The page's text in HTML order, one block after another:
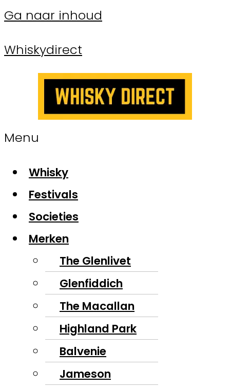
Ga naar inhoud
Whiskydirect
Menu
Whisky
Festivals
Societies
Merken
The Glenlivet
Glenfiddich
The Macallan
Highland Park
Balvenie
Jameson